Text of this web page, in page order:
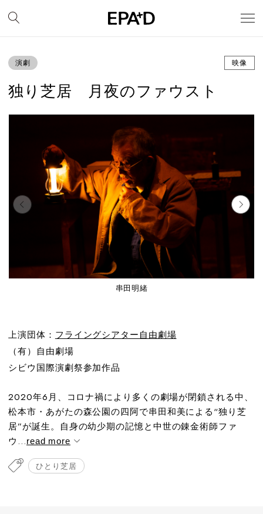
演劇 映像
独り芝居 月夜のファウスト
串田明緒
上演団体： フライングシアター自由劇場
（有）自由劇場
シビウ国際演劇祭参加作品
2020年6月、コロナ禍により多くの劇場が閉鎖される中、
松本市・あがたの森公園の四阿で串田和美による“独り芝
居”が誕生。自身の幼少期の記憶と中世の錬金術師ファ
ウ...read more
ひとり芝居